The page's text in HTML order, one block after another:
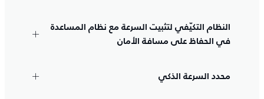
النظام التكيّفي لتثبيت السرعة مع نظام المساعدة
في الحفاظ على مسافة الأمان
محدد السرعة الذكي